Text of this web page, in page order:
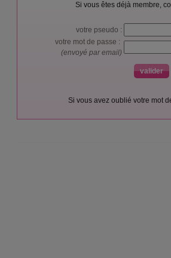
Si vous êtes déjà membre,
votre pseudo :
votre mot de passe :
(envoyé par email)
Si vous avez oublié votre mot